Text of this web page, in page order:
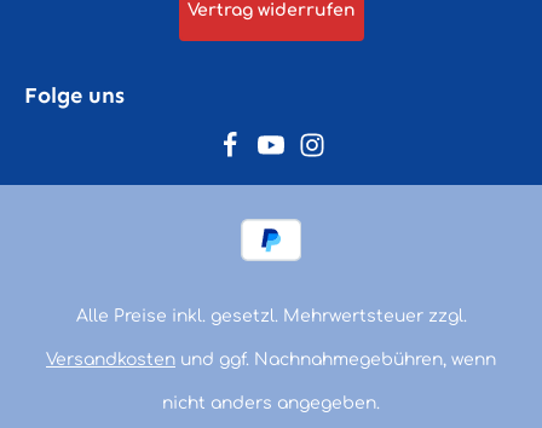
Vertrag widerrufen
Folge uns
Alle Preise inkl. gesetzl. Mehrwertsteuer zzgl.
Versandkosten und ggf. Nachnahmegebühren, wenn
nicht anders angegeben.